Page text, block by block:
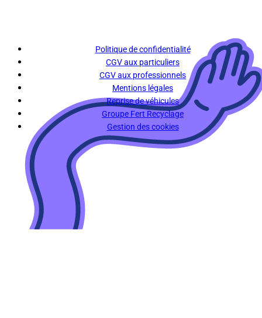
Politique de confidentialité
CGV aux particuliers
CGV aux professionnels
Mentions légales
Reprise de véhicules
Groupe Fert Recyclage
Gestion des cookies